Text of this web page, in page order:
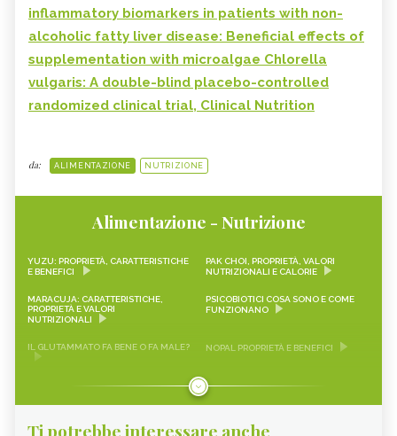
inflammatory biomarkers in patients with non-
alcoholic fatty liver disease: Beneficial effects of
supplementation with microalgae Chlorella
vulgaris: A double-blind placebo-controlled
randomized clinical trial, Clinical Nutrition
da: ALIMENTAZIONE NUTRIZIONE
Alimentazione - Nutrizione
YUZU: PROPRIETÀ, CARATTERISTICHE
E BENEFICI
PAK CHOI, PROPRIETÀ, VALORI
NUTRIZIONALI E CALORIE
MARACUJA: CARATTERISTICHE,
PROPRIETÀ E VALORI
NUTRIZIONALI
PSICOBIOTICI COSA SONO E COME
FUNZIONANO
IL GLUTAMMATO FA BENE O FA MALE? NOPAL PROPRIETÀ E BENEFICI
FRAGOLINE DI BOSCO
RICETTE
CRAUTI, PROPRIETÀ, VALORI
NUTRIZIONALI E RICETTE
LEMON SNACK, LIMEQUAT SCAROLA
Ti potrebbe interessare anche